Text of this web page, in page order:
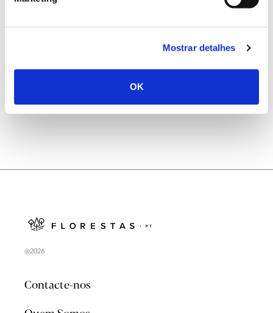
Mostrar detalhes
OK
25.06.2026
Natureza e florestas procuram jovens voluntários
no verão 2026
@2026
Contacte-nos